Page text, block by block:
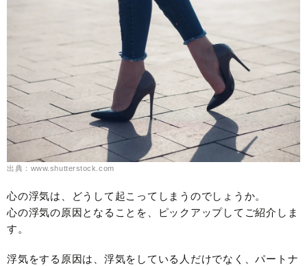
出典：www.shutterstock.com
心の浮気は、どうして起こってしまうのでしょうか。
心の浮気の原因となることを、ピックアップしてご紹介しま
す。
浮気をする原因は、浮気をしている人だけでなく、パートナ